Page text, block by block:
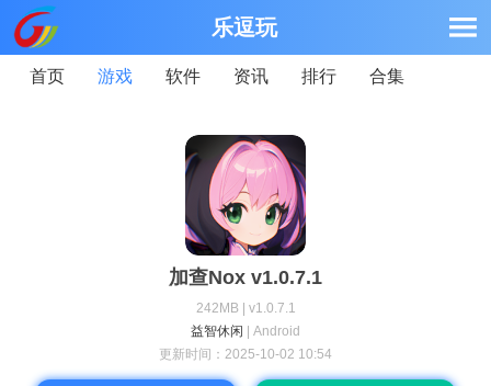
乐逗玩
首页 游戏 软件 资讯 排行 合集
加查Nox v1.0.7.1
242MB | v1.0.7.1
益智休闲
| Android
更新时间： 2025-10-02 10:54